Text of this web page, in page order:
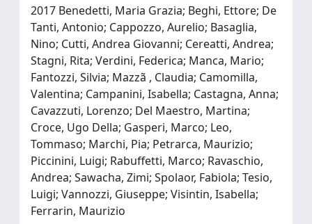
2017 Benedetti, Maria Grazia; Beghi, Ettore; De
Tanti, Antonio; Cappozzo, Aurelio; Basaglia,
Nino; Cutti, Andrea Giovanni; Cereatti, Andrea;
Stagni, Rita; Verdini, Federica; Manca, Mario;
Fantozzi, Silvia; Mazzã , Claudia; Camomilla,
Valentina; Campanini, Isabella; Castagna, Anna;
Cavazzuti, Lorenzo; Del Maestro, Martina;
Croce, Ugo Della; Gasperi, Marco; Leo,
Tommaso; Marchi, Pia; Petrarca, Maurizio;
Piccinini, Luigi; Rabuffetti, Marco; Ravaschio,
Andrea; Sawacha, Zimi; Spolaor, Fabiola; Tesio,
Luigi; Vannozzi, Giuseppe; Visintin, Isabella;
Ferrarin, Maurizio